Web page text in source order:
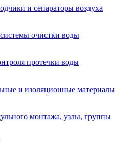
и сепараторы воздуха
очистки воды
протечки воды
и изоляционные материалы
монтажа, узлы, группы